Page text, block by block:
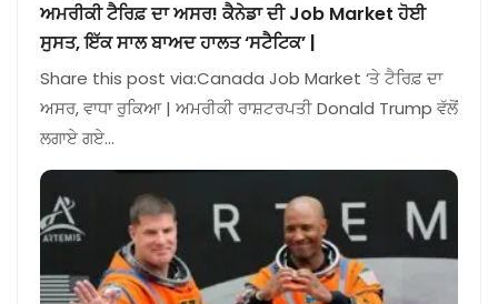
ਅਮਰੀਕੀ ਟੈਰਿਫ਼ ਦਾ ਅਸਰ! ਕੈਨੇਡਾ ਦੀ Job Market ਹੋਈ
ਸੁਸਤ, ਇੱਕ ਸਾਲ ਬਾਅਦ ਹਾਲਤ ‘ਸਟੈਟਿਕ’ |
Share this post via:Canada Job Market ‘ਤੇ ਟੈਰਿਫ਼ ਦਾ
ਅਸਰ, ਵਾਧਾ ਰੁਕਿਆ | ਅਮਰੀਕੀ ਰਾਸ਼ਟਰਪਤੀ Donald Trump ਵੱਲੋਂ
ਲਗਾਏ ਗਏ…